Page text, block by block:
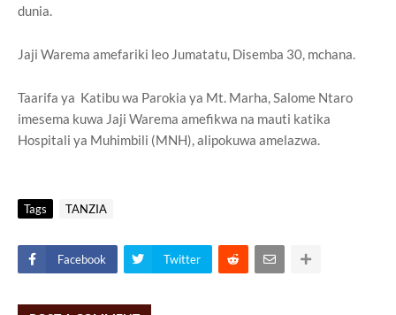
dunia.
Jaji Warema amefariki leo Jumatatu, Disemba 30, mchana.
Taarifa ya Katibu wa Parokia ya Mt. Marha, Salome Ntaro
imesema kuwa Jaji Warema amefikwa na mauti katika
Hospitali ya Muhimbili (MNH), alipokuwa amelazwa.
Tags TANZIA
Facebook Twitter